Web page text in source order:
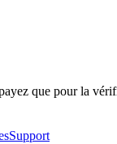
que pour la
Support